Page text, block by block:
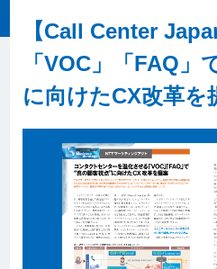
【Call Center
「VOC」「FAQ」
に向けたCX改革を